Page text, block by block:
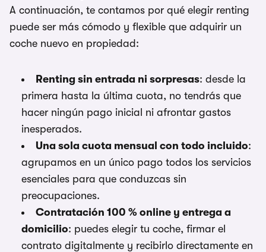
A continuación, te contamos por qué elegir renting
puede ser más cómodo y flexible que adquirir un
coche nuevo en propiedad:
Renting sin entrada ni sorpresas: desde la
primera hasta la última cuota, no tendrás que
hacer ningún pago inicial ni afrontar gastos
inesperados.
Una sola cuota mensual con todo incluido:
agrupamos en un único pago todos los servicios
esenciales para que conduzcas sin
preocupaciones.
Contratación 100 % online y entrega a
domicilio: puedes elegir tu coche, firmar el
contrato digitalmente y recibirlo directamente en